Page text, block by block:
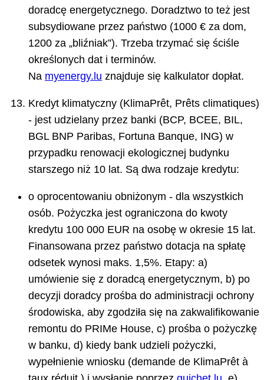
doradcę energetycznego. Doradztwo to też jest
subsydiowane przez państwo (1000 € za dom,
1200 za „bliźniak”). Trzeba trzymać się ściśle
określonych dat i terminów.
Na myenergy.lu znajduje się kalkulator dopłat.
Kredyt klimatyczny (KlimaPrêt, Prêts climatiques)
- jest udzielany przez banki (BCP, BCEE, BIL,
BGL BNP Paribas, Fortuna Banque, ING) w
przypadku renowacji ekologicznej budynku
starszego niż 10 lat. Są dwa rodzaje kredytu:
o oprocentowaniu obniżonym - dla wszystkich
osób. Pożyczka jest ograniczona do kwoty
kredytu 100 000 EUR na osobę w okresie 15 lat.
Finansowana przez państwo dotacja na spłatę
odsetek wynosi maks. 1,5%. Etapy: a)
umówienie się z doradcą energetycznym, b) po
decyzji doradcy prośba do administracji ochrony
środowiska, aby zgodziła się na zakwalifikowanie
remontu do PRIMe House, c) prośba o pożyczkę
w banku, d) kiedy bank udzieli pożyczki,
wypełnienie wniosku (demande de KlimaPrêt à